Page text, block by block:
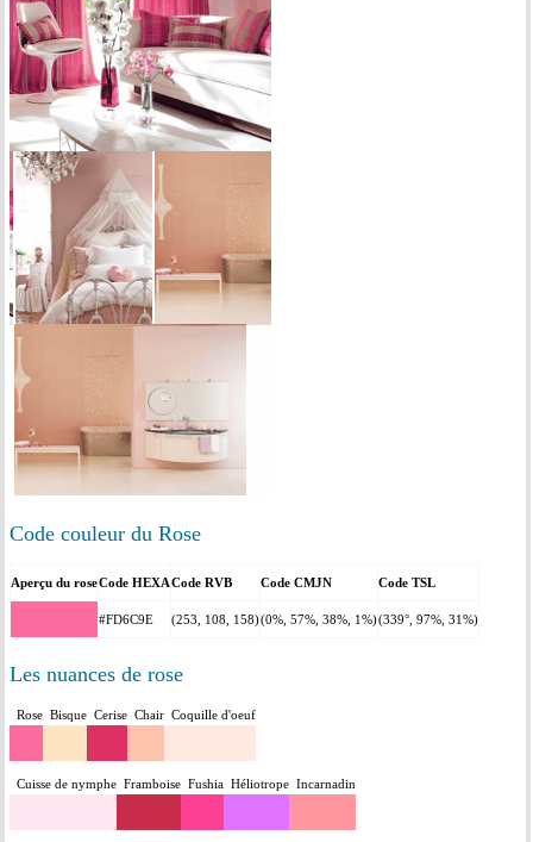
Code couleur du Rose
Aperçu du roseCode HEXACode RVB Code CMJN Code TSL
#FD6C9E (253, 108, 158)(0%, 57%, 38%, 1%)(339°, 97%, 31%)
Les nuances de rose
Rose Bisque Cerise Chair Coquille d'oeuf
Cuisse de nymphe Framboise Fushia Héliotrope Incarnadin